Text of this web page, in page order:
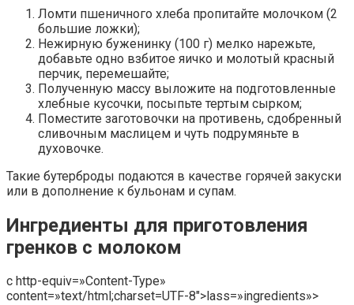
Ломти пшеничного хлеба пропитайте молочком (2
большие ложки);
Нежирную буженинку (100 г) мелко нарежьте,
добавьте одно взбитое яичко и молотый красный
перчик, перемешайте;
Полученную массу выложите на подготовленные
хлебные кусочки, посыпьте тертым сырком;
Поместите заготовочки на противень, сдобренный
сливочным маслицем и чуть подрумяньте в
духовочке.
Такие бутерброды подаются в качестве горячей закуски
или в дополнение к бульонам и супам.
Ингредиенты для приготовления
гренков с молоком
c http-equiv=»Content-Type»
content=»text/html;charset=UTF-8″>lass=»ingredients»>